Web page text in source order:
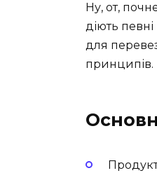
Ну, от,
діють
для
принципів.